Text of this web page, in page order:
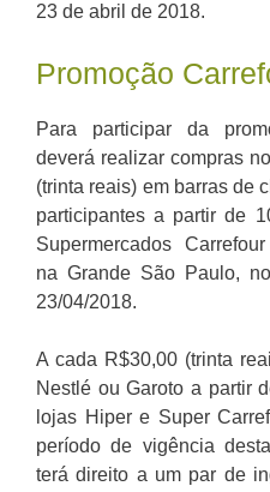
23 de abril de 2018.
Promoção
Para participar da
deverá realizar compras
(trinta reais) em barras de
participantes a partir de
Supermercados
na Grande São Paulo,
23/04/2018.
A cada R$30,00 (trinta
Nestlé ou Garoto a partir
lojas Hiper e Super
período de vigência
terá direito a um par de